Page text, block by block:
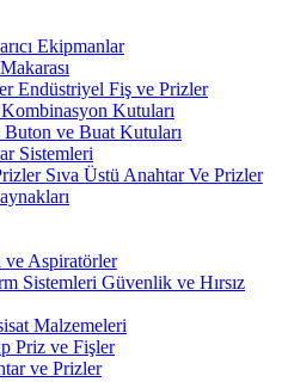
Ekipmanlar
Endüstriyel Fiş ve Prizler
Kombinasyon Kutuları
Buton ve Buat Kutuları
Sistemleri
Sıva Üstü Anahtar Ve Prizler
ve Aspiratörler
Güvenlik ve Hırsız
Malzemeleri
Priz ve Fişler
ve Prizler